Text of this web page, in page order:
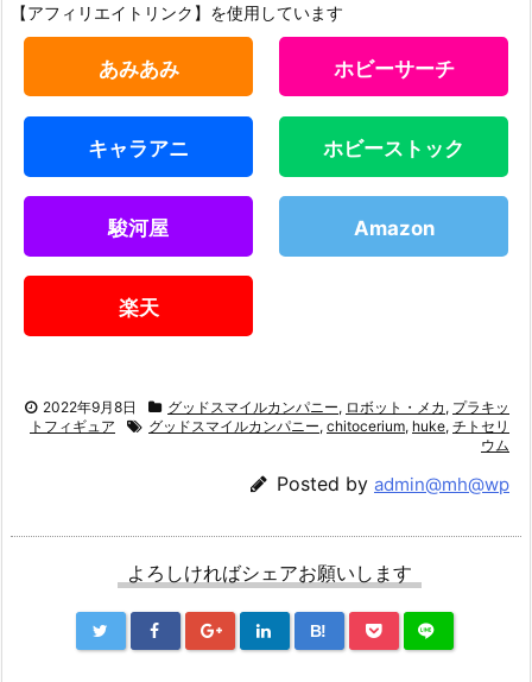
【アフィリエイトリンク】を使用しています
あみあみ ホビーサーチ
キャラアニ ホビーストック
駿河屋 Amazon
楽天
2022年9月8日 グッドスマイルカンパニー, ロボット・メカ , プラキッ
トフィギュア
グッドスマイルカンパニー, chitocerium, huke, チトセリ
ウム
Posted by admin@mh@wp
よろしければシェアお願いします
B!